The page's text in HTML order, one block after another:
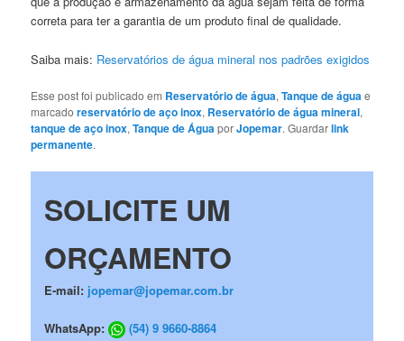
correta para ter a garantia de um produto final de qualidade.
Saiba mais: Reservatórios de água mineral nos padrões exigidos
Esse post foi publicado em Reservatório de água,Tanque de águae
marcadoreservatório de aço inox, Reservatório de água mineral,
tanque de aço inox,Tanque de ÁguaporJopemar. Guardarlink
permanente.
SOLICITE UM
ORÇAMENTO
E-mail: jopemar@jopemar.com.br
WhatsApp: (54) 9 9660-8864